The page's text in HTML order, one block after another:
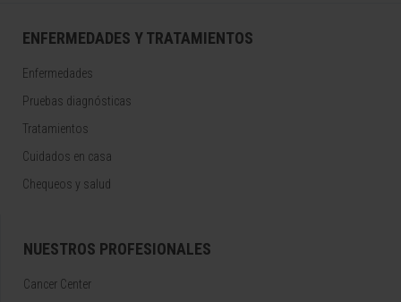
ENFERMEDADES Y TRATAMIENTOS
Enfermedades
Pruebas diagnósticas
Tratamientos
Cuidados en casa
Chequeos y salud
NUESTROS PROFESIONALES
Cancer Center